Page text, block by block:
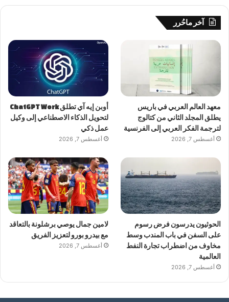
آخر ماحُرر
معهد العالم العربي في باريس
يطلق المجلد الثاني من كتالوج
لترجمة الفكر العربي إلى الفرنسية
أغسطس 7, 2026
أوبن إيه آي تطلق ChatGPT Work
لتحويل الذكاء الاصطناعي إلى وكيل
عمل ذكي
أغسطس 7, 2026
الحوثيون يدرسون فرض رسوم
على السفن في باب المندب وسط
مخاوف من اضطراب تجارة النفط
العالمية
أغسطس 7, 2026
لامين جمال يوصي برشلونة بالتعاقد
مع بيدرو بورو لتعزيز الفريق
أغسطس 7, 2026